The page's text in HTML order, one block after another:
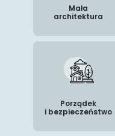
Mała
architektura
Porządek
i bezpieczeństwo